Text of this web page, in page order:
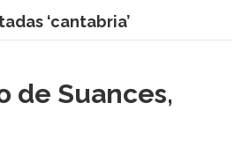
‘cantabria’
de Suances,